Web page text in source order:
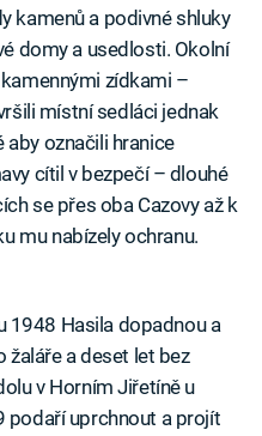
kamenů a podivné shluky
domy a usedlosti. Okolní
zídkami –
místní sedláci jednak
aby označili hranice
cítil v bezpečí – dlouhé
se přes oba Cazovy až k
mu nabízely ochranu.
1948 Hasila dopadnou a
žaláře a deset let bez
v Horním Jiřetíně u
podaří uprchnout a projít